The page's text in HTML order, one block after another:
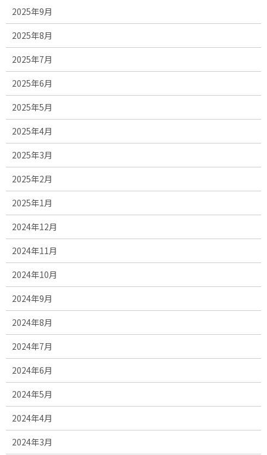
2025年9月
2025年8月
2025年7月
2025年6月
2025年5月
2025年4月
2025年3月
2025年2月
2025年1月
2024年12月
2024年11月
2024年10月
2024年9月
2024年8月
2024年7月
2024年6月
2024年5月
2024年4月
2024年3月